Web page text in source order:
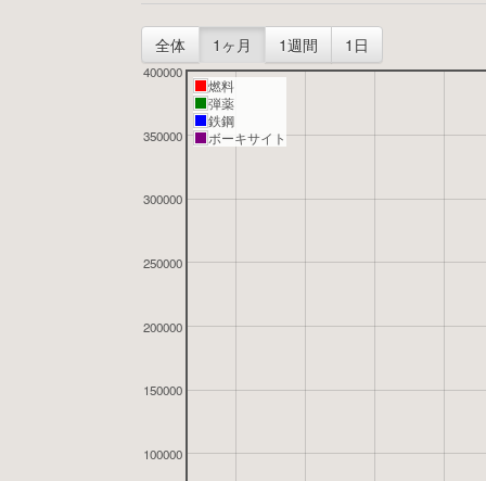
全体 1ヶ月 1週間 1日
100000
150000
200000
250000
300000
350000
400000
燃料
弾薬
鉄鋼
ボーキサイト